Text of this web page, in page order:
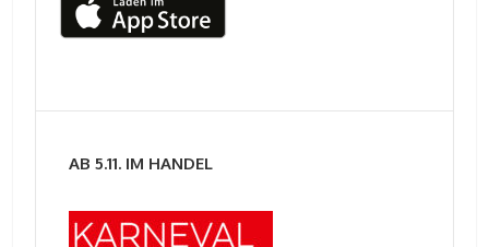
AB 5.11. IM HANDEL